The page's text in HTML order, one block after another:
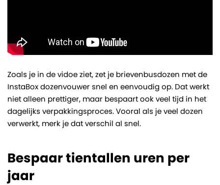
Zoals je in de vidoe ziet, zet je brievenbusdozen met de
InstaBox dozenvouwer snel en eenvoudig op. Dat werkt
niet alleen prettiger, maar bespaart ook veel tijd in het
dagelijks verpakkingsproces. Vooral als je veel dozen
verwerkt, merk je dat verschil al snel.
Bespaar tientallen uren per
jaar